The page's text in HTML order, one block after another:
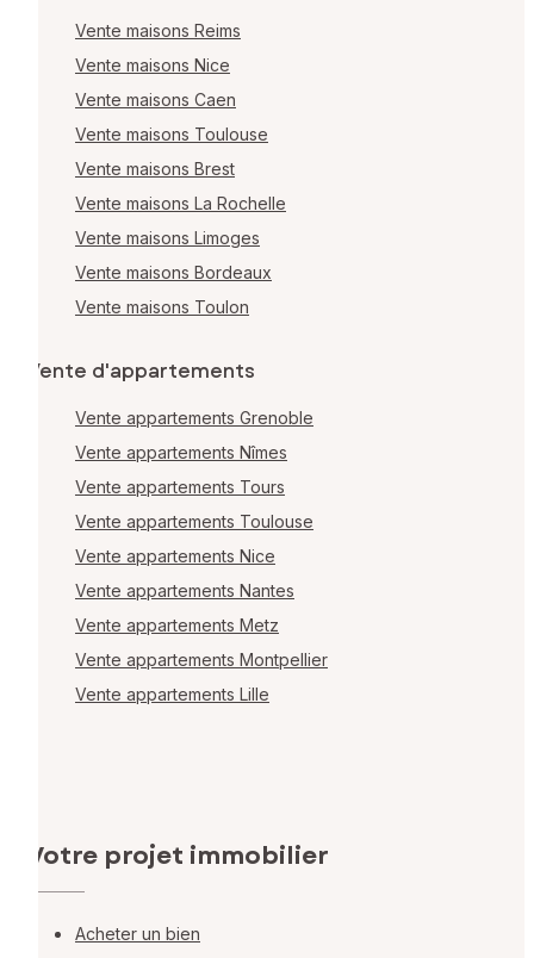
Vente maisons Reims
Vente maisons Nice
Vente maisons Caen
Vente maisons Toulouse
Vente maisons Brest
Vente maisons La Rochelle
Vente maisons Limoges
Vente maisons Bordeaux
Vente maisons Toulon
Vente d'appartements
Vente appartements Grenoble
Vente appartements Nîmes
Vente appartements Tours
Vente appartements Toulouse
Vente appartements Nice
Vente appartements Nantes
Vente appartements Metz
Vente appartements Montpellier
Vente appartements Lille
Votre projet immobilier
Acheter un bien